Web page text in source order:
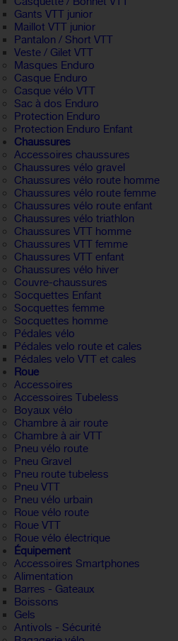
Gants VTT junior
Maillot VTT junior
Pantalon / Short VTT
Veste / Gilet VTT
Masques Enduro
Casque Enduro
Casque vélo VTT
Sac à dos Enduro
Protection Enduro
Protection Enduro Enfant
Chaussures
Accessoires chaussures
Chaussures vélo gravel
Chaussures vélo route homme
Chaussures vélo route femme
Chaussures vélo route enfant
Chaussures vélo triathlon
Chaussures VTT homme
Chaussures VTT femme
Chaussures VTT enfant
Chaussures vélo hiver
Couvre-chaussures
Socquettes Enfant
Socquettes femme
Socquettes homme
Pédales vélo
Pédales velo route et cales
Pédales velo VTT et cales
Roue
Accessoires
Accessoires Tubeless
Boyaux vélo
Chambre à air route
Chambre à air VTT
Pneu vélo route
Pneu Gravel
Pneu route tubeless
Pneu VTT
Pneu vélo urbain
Roue vélo route
Roue VTT
Roue vélo électrique
Équipement
Accessoires Smartphones
Alimentation
Barres - Gateaux
Boissons
Gels
Antivols - Sécurité